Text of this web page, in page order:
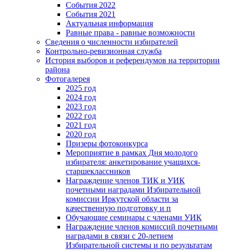
События 2022
События 2021
Актуальная информация
Равные права - равные возможности
Сведения о численности избирателей
Контрольно-ревизионная служба
История выборов и референдумов на территории
района
Фотогалерея
2025 год
2024 год
2023 год
2022 год
2021 год
2020 год
Призеры фотоконкурса
Мероприятие в рамках Дня молодого
избирателя: анкетирование учащихся-
старшеклассников
Награждение членов ТИК и УИК
почетными наградами Избирательной
комиссии Иркутской области за
качественную подготовку и п
Обучающие семинары с членами УИК
Награждение членов комиссий почетными
наградами в связи с 20-летием
Избирательной системы и по результатам